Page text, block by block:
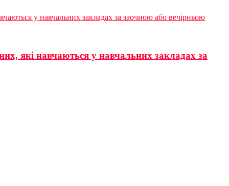
у навчальних закладах за заочною або вечірньою
які навчаються у навчальних закладах за